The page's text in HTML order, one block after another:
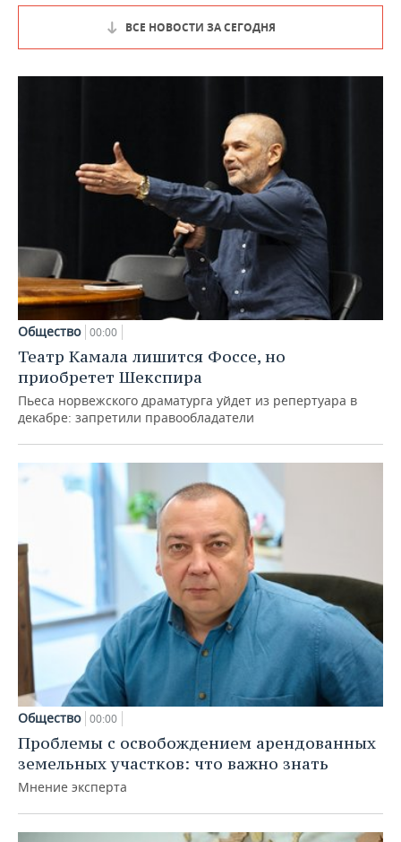
ВСЕ НОВОСТИ ЗА СЕГОДНЯ
Общество 00:00
Театр Камала лишится Фоссе, но
приобретет Шекспира
Пьеса норвежского драматурга уйдет из репертуара в
декабре: запретили правообладатели
Общество 00:00
Проблемы с освобождением арендованных
земельных участков: что важно знать
Мнение эксперта